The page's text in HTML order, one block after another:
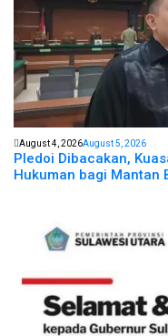
August 4, 2026August 5, 2026
Pledoi Dibacakan,
Hukuman bagi Mantan